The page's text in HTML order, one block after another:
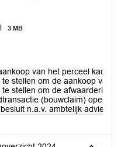
3 MB
van het perceel
stellen om de aankoop van
stellen om de afwaardering
(bouwclaim)
n.a.v. ambtelijk advies.